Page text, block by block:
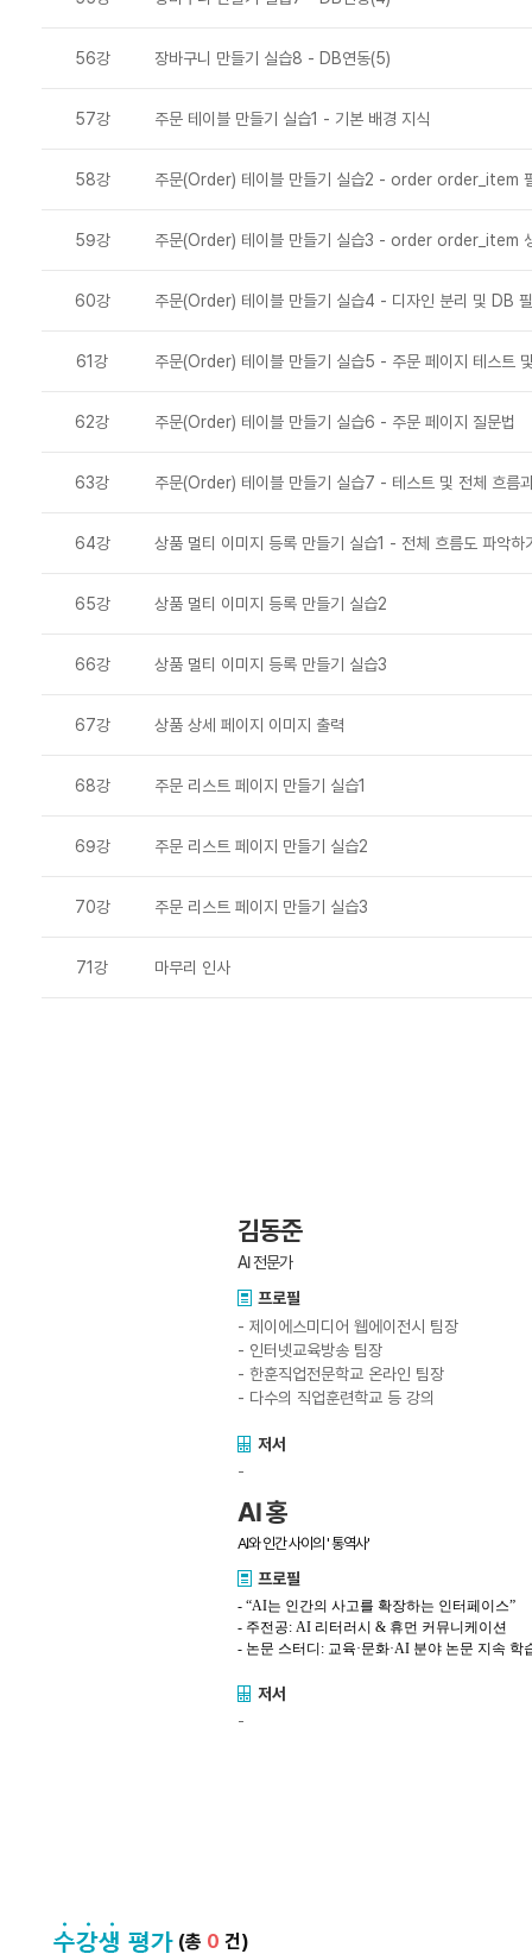
56강 장바구니 만들기 실습8 - DB연동(5)
57강 주문 테이블 만들기 실습1 - 기본 배경 지식
58강 주문(Order) 테이블 만들기 실습2 - order order_item
59강 주문(Order) 테이블 만들기 실습3 - order order_item
60강 주문(Order) 테이블 만들기 실습4 - 디자인 분리 및 DB
61강 주문(Order) 테이블 만들기 실습5 - 주문 페이지 테스트
62강 주문(Order) 테이블 만들기 실습6 - 주문 페이지 질문법
63강 주문(Order) 테이블 만들기 실습7 - 테스트 및 전체 흐름
64강 상품 멀티 이미지 등록 만들기 실습1 - 전체 흐름도 파악하
65강 상품 멀티 이미지 등록 만들기 실습2
66강 상품 멀티 이미지 등록 만들기 실습3
67강 상품 상세 페이지 이미지 출력
68강 주문 리스트 페이지 만들기 실습1
69강 주문 리스트 페이지 만들기 실습2
70강 주문 리스트 페이지 만들기 실습3
71강 마무리 인사
김동준
AI 전문가
프로필
- 제이에스미디어 웹에이전시 팀장
- 인터넷교육방송 팀장
- 한훈직업전문학교 온라인 팀장
- 다수의 직업훈련학교 등 강의
저서
-
AI 홍
AI와 인간 사이의 ' 통역사'
프로필
- “AI는 인간의 사고를 확장하는 인터페이스”
- 주전공: AI 리터러시 & 휴먼 커뮤니케이션
- 논문 스터디 : 교육·문화·AI 분야 논문 지속 학
저서
-
(총 0 건)